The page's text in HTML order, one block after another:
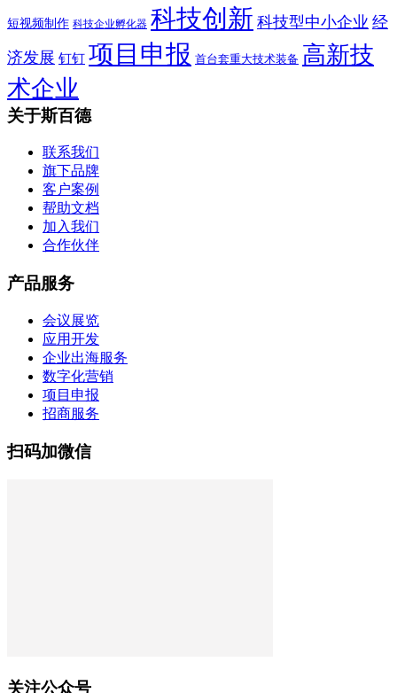
短视频制作 科技企业孵化器 科技创新 科技型中小企业 经
济发展 钉钉 项目申报 首台套重大技术装备 高新技
术企业
关于斯百德
联系我们
旗下品牌
客户案例
帮助文档
加入我们
合作伙伴
产品服务
会议展览
应用开发
企业出海服务
数字化营销
项目申报
招商服务
扫码加微信
关注公众号